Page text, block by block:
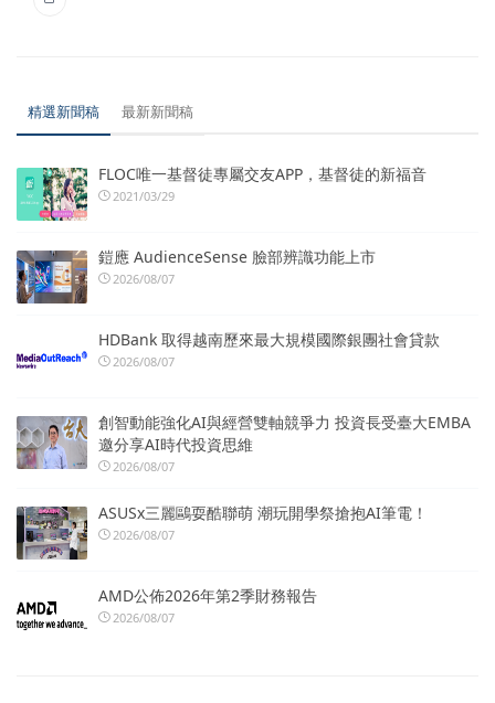
精選新聞稿 最新新聞稿
FLOC唯一基督徒專屬交友APP，基督徒的新福音
2021/03/29
鎧應 AudienceSense 臉部辨識功能上市
2026/08/07
HDBank 取得越南歷來最大規模國際銀團社會貸款
2026/08/07
創智動能強化AI與經營雙軸競爭力 投資長受臺大EMBA
邀分享AI時代投資思維
2026/08/07
ASUSx三麗鷗耍酷聯萌 潮玩開學祭搶抱AI筆電！
2026/08/07
AMD公佈2026年第2季財務報告
2026/08/07